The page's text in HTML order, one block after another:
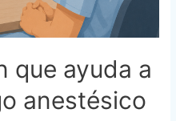
que ayuda a
anestésico